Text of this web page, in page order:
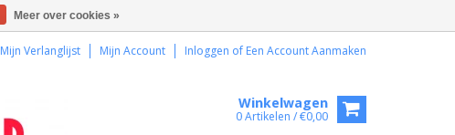
Mijn Verlanglijst Mijn Account Inloggen of Een Account Aanmaken
Winkelwagen
0 Artikelen / €0,00
Meer over cookies »